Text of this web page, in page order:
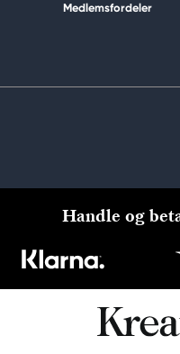
Medlemsfordeler
Handle og